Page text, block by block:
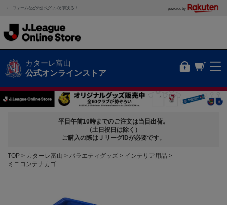
ユニフォームなどの公式グッズが買える！ powered by
カターレ富山
公式オンラインストア
平日午前10時までのご注文は当日出荷。
（土日祝日は除く）
ご購入の際はＪリーグIDが必要です。
TOP カターレ富山 バラエティグッズ
インテリア用品
ミニコンテナカゴ